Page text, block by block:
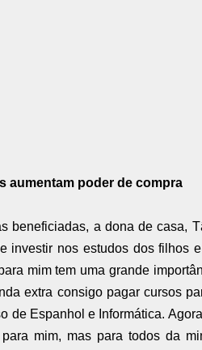
aumentam poder de compra
beneficiadas, a dona de casa,
investir nos estudos dos filhos
mim tem uma grande
extra consigo pagar cursos
de Espanhol e Informática.
mim, mas para todos da